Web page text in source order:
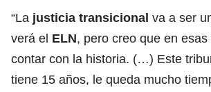
“La justicia transicional va a ser
verá el ELN, pero creo que en
contar con la historia. (…) Este
tiene 15 años, le queda mucho